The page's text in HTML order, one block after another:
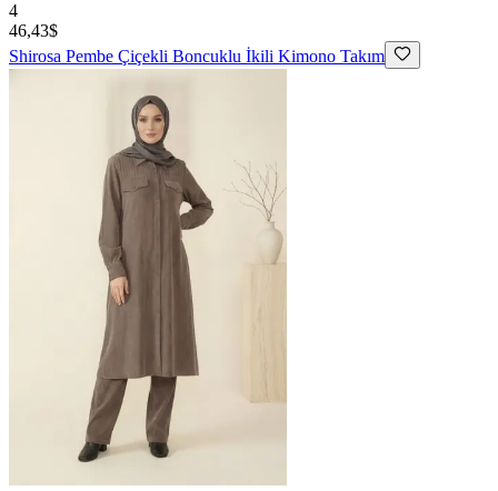
4
46,43$
Shirosa Pembe Çiçekli Boncuklu İkili Kimono Takım